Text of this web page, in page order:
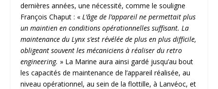
dernières années, une nécessité, comme le souligne
François Chaput : « L’âge de l’appareil ne permettait plus
un maintien en conditions opérationnelles suffisant. La
maintenance du Lynx s’est révélée de plus en plus difficile,
obligeant souvent les mécaniciens à réaliser du retro
engineering. » La Marine aura ainsi gardé jusqu’au bout
les capacités de maintenance de l’appareil réalisée, au
niveau opérationnel, au sein de la flottille, à Lanvéoc, et